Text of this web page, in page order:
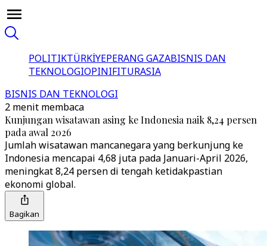
POLITIKTÜRKİYEPERANG GAZABISNIS DAN
TEKNOLOGIOPINIFITURASIA
BISNIS DAN TEKNOLOGI
2 menit membaca
Kunjungan wisatawan asing ke Indonesia naik 8,24 persen
pada awal 2026
Jumlah wisatawan mancanegara yang berkunjung ke
Indonesia mencapai 4,68 juta pada Januari-April 2026,
meningkat 8,24 persen di tengah ketidakpastian
ekonomi global.
Bagikan